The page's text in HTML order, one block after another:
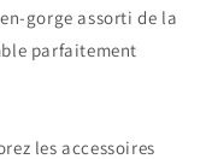
gorge assorti de la
parfaitement
les accessoires